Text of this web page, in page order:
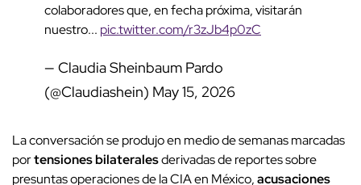
colaboradores que, en fecha próxima, visitarán
nuestro... pic.twitter.com/r3zJb4p0zC
— Claudia Sheinbaum Pardo
(@Claudiashein) May 15, 2026
La conversación se produjo en medio de semanas marcadas
portensiones bilateralesderivadas de reportes sobre
presuntas operaciones de la CIA en México,acusaciones